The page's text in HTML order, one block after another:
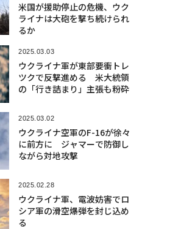
米国が援助停止の危機、ウク
ライナは大砲を撃ち続けられ
るか
2025.03.03
ウクライナ軍が東部要衝トレ
ツクで反撃進める 米大統領
の「行き詰まり」主張も粉砕
2025.03.02
ウクライナ空軍のF-16が徐々
に前方に ジャマーで防御し
ながら対地攻撃
2025.02.28
ウクライナ軍、電波妨害でロ
シア軍の滑空爆弾を封じ込め
る